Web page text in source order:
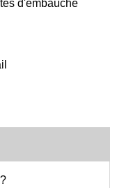
d'embauche